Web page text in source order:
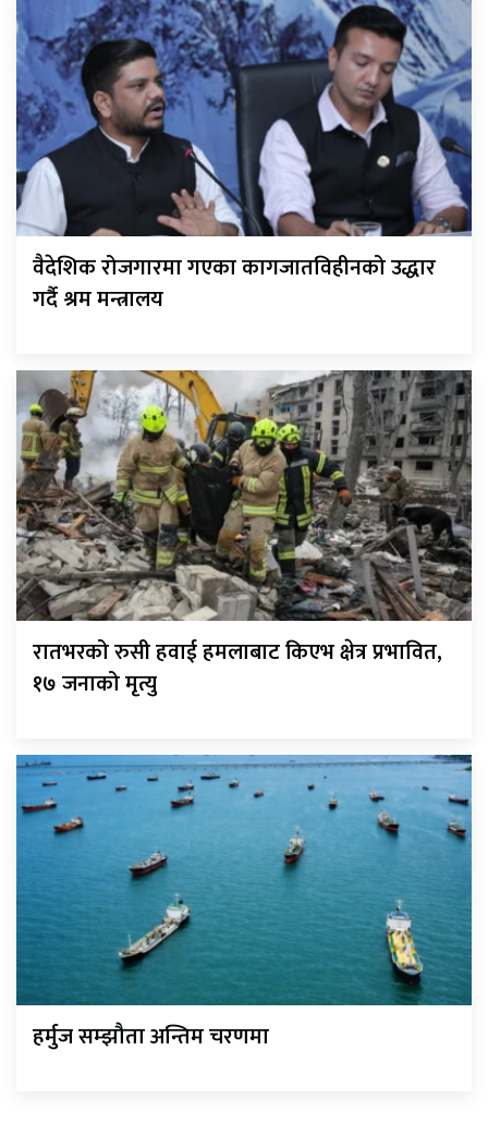
वैदेशिक रोजगारमा गएका कागजातविहीनको उद्धार
गर्दै श्रम मन्त्रालय
रातभरको रुसी हवाई हमलाबाट किएभ क्षेत्र प्रभावित,
१७ जनाको मृत्यु
हर्मुज सम्झौता अन्तिम चरणमा